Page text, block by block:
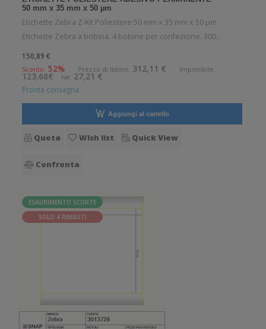
50 mm x 35 mm x 50 µm
Etichette Zebra Z-Kit Poliestere 50 mm x 35 mm x 50 µm
Etichette Zebra a bobina. 4 bobine per confezione. 300
permanente. Diametro interno: 25 mm. Diametro esterno: 50
mm. Tipo: Supporto di
150,89 €
Sconto: 52% Prezzo di listino: 312,11 € Imponibile:
123,68€ Iva: 27,21 €
Pronta consegna
Aggiungi al carrello
Quota Wish list Quick View
Confronta
ESAURIMENTO SCORTE
SOLO 4 RIMASTI